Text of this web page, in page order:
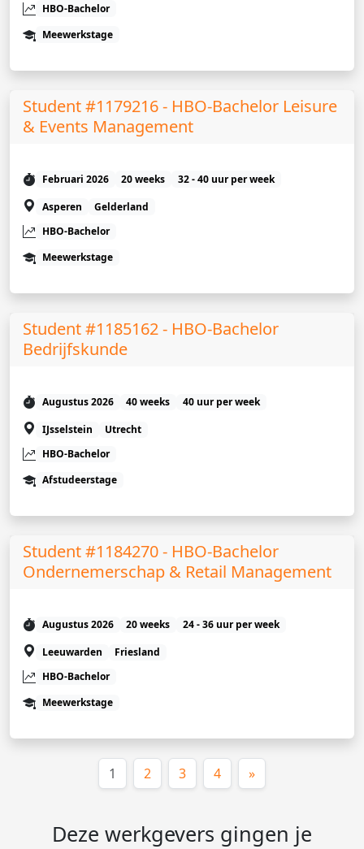
HBO-Bachelor
Meewerkstage
Student #1179216 - HBO-Bachelor Leisure
& Events Management
Februari 2026 20 weeks
32 - 40 uur per week
Asperen
Gelderland
HBO-Bachelor
Meewerkstage
Student #1185162 - HBO-Bachelor
Bedrijfskunde
Augustus 2026 40 weeks
40 uur per week
IJsselstein
Utrecht
HBO-Bachelor
Afstudeerstage
Student #1184270 - HBO-Bachelor
Ondernemerschap & Retail Management
Augustus 2026 20 weeks
24 - 36 uur per week
Leeuwarden
Friesland
HBO-Bachelor
Meewerkstage
1 (huidige)
2 3 4 »
Deze werkgevers gingen je